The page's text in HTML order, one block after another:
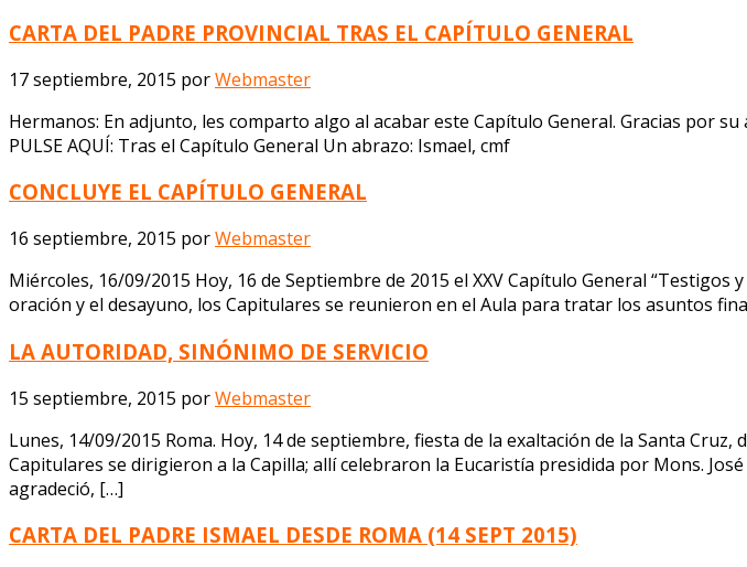
CARTA DEL PADRE PROVINCIAL TRAS EL CAPÍTULO GENERAL
17 septiembre, 2015 porWebmaster
Hermanos: En adjunto, les comparto algo al acabar este Capítulo General. Gracias por
PULSE AQUÍ: Tras el Capítulo General Un abrazo: Ismael, cmf
CONCLUYE EL CAPÍTULO GENERAL
16 septiembre, 2015 porWebmaster
Miércoles, 16/09/2015 Hoy, 16 de Septiembre de 2015 el XXV Capítulo General
oración y el desayuno, los Capitulares se reunieron en el Aula para tratar los asuntos
LA AUTORIDAD, SINÓNIMO DE SERVICIO
15 septiembre, 2015 porWebmaster
Lunes, 14/09/2015 Roma. Hoy, 14 de septiembre, fiesta de la exaltación de la Santa
Capitulares se dirigieron a la Capilla; allí celebraron la Eucaristía presidida por Mons.
agradeció, […]
CARTA DEL PADRE ISMAEL DESDE ROMA (14 SEPT 2015)